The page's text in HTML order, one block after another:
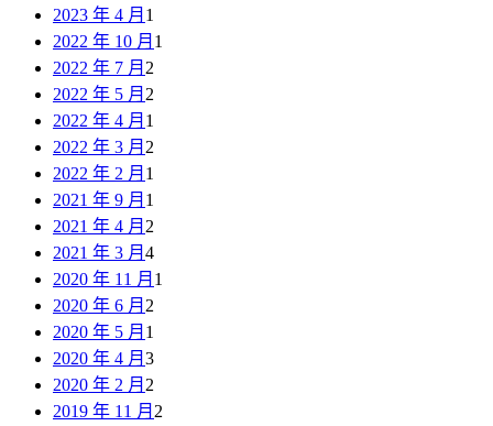
2023 年 4 月 1
2022 年 10 月 1
2022 年 7 月 2
2022 年 5 月 2
2022 年 4 月 1
2022 年 3 月 2
2022 年 2 月 1
2021 年 9 月 1
2021 年 4 月 2
2021 年 3 月 4
2020 年 11 月 1
2020 年 6 月 2
2020 年 5 月 1
2020 年 4 月 3
2020 年 2 月 2
2019 年 11 月 2